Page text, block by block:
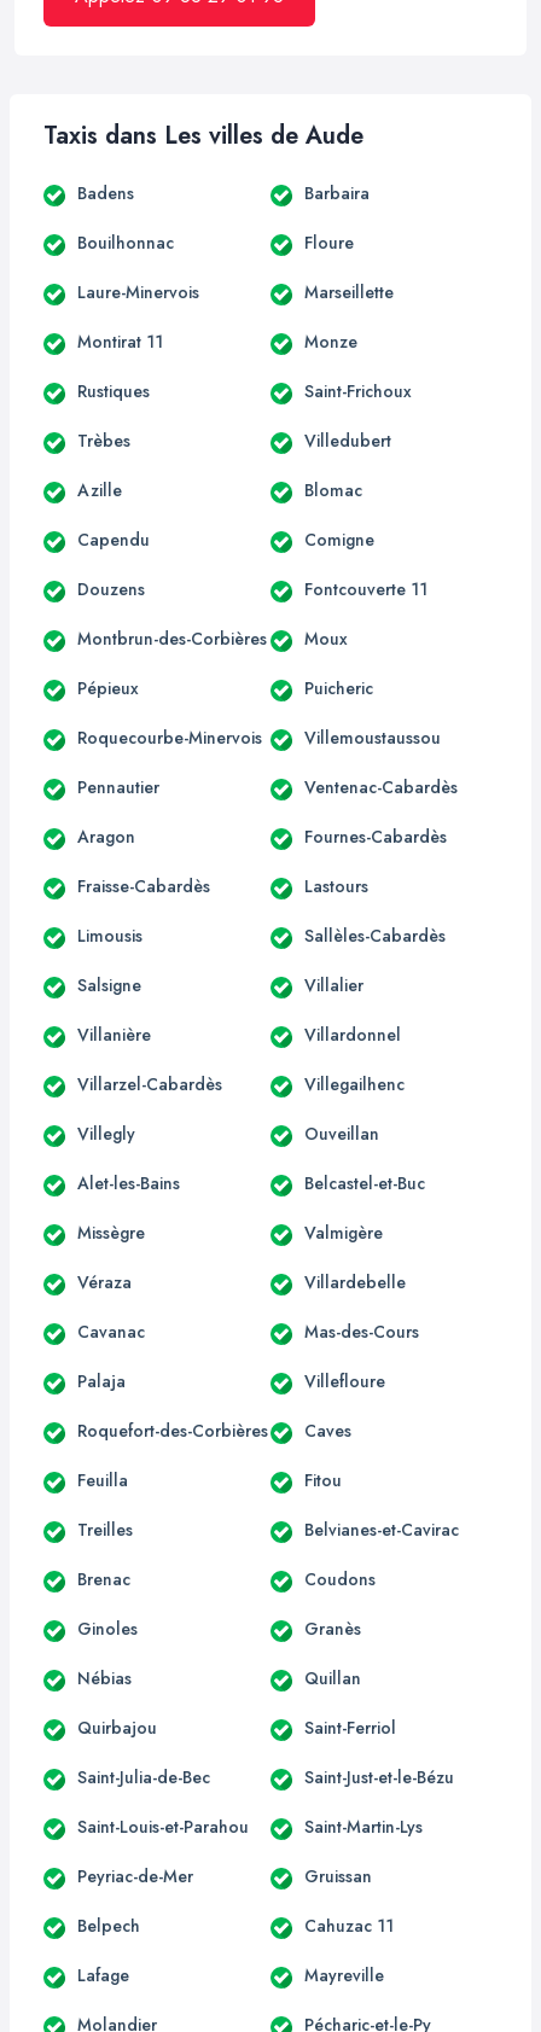
Taxis dans Les villes de Aude
Badens Barbaira
Bouilhonnac Floure
Laure-Minervois Marseillette
Montirat 11 Monze
Rustiques Saint-Frichoux
Trèbes Villedubert
Azille Blomac
Capendu Comigne
Douzens Fontcouverte 11
Montbrun-des-Corbières Moux
Pépieux Puicheric
Roquecourbe-Minervois Villemoustaussou
Pennautier Ventenac-Cabardès
Aragon Fournes-Cabardès
Fraisse-Cabardès Lastours
Limousis Sallèles-Cabardès
Salsigne Villalier
Villanière Villardonnel
Villarzel-Cabardès Villegailhenc
Villegly Ouveillan
Alet-les-Bains Belcastel-et-Buc
Missègre Valmigère
Véraza Villardebelle
Cavanac Mas-des-Cours
Palaja Villefloure
Roquefort-des-Corbières Caves
Feuilla Fitou
Treilles Belvianes-et-Cavirac
Brenac Coudons
Ginoles Granès
Nébias Quillan
Quirbajou Saint-Ferriol
Saint-Julia-de-Bec Saint-Just-et-le-Bézu
Saint-Louis-et-Parahou Saint-Martin-Lys
Peyriac-de-Mer Gruissan
Belpech Cahuzac 11
Lafage Mayreville
Molandier Pécharic-et-le-Py